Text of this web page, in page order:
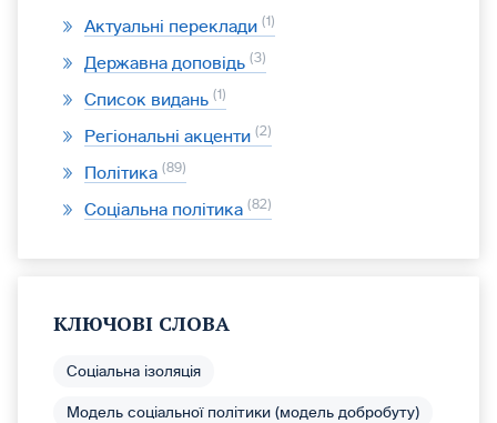
Актуальні переклади 1
Державна доповідь 3
Список видань 1
Регіональні акценти 2
Політика 89
Соціальна політика 82
КЛЮЧОВІ СЛОВА
Соціальна ізоляція
Модель соціальної політики (модель добробуту)